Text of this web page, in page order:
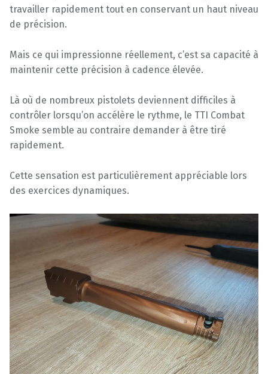
travailler rapidement tout en conservant un haut niveau
de précision.
Mais ce qui impressionne réellement, c’est sa capacité à
maintenir cette précision à cadence élevée.
Là où de nombreux pistolets deviennent difficiles à
contrôler lorsqu’on accélère le rythme, le TTI Combat
Smoke semble au contraire demander à être tiré
rapidement.
Cette sensation est particulièrement appréciable lors
des exercices dynamiques.